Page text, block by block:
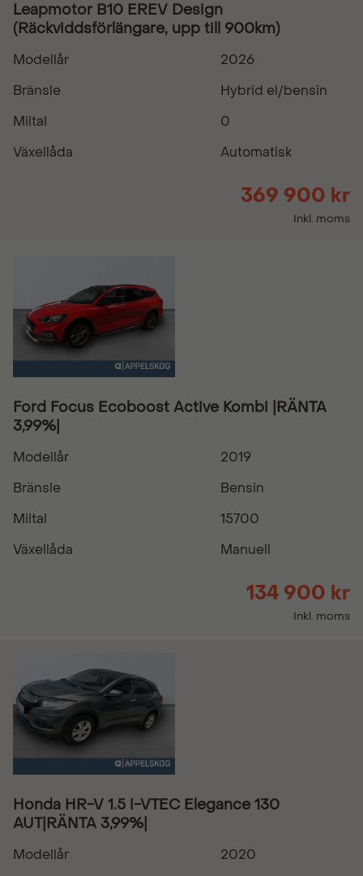
Leapmotor B10 EREV Design
(Räckviddsförlängare, upp till 900km)
Modellår
2026
Bränsle
Hybrid el/bensin
Miltal
0
Växellåda
Automatisk
369 900 kr
Inkl. moms
Ford Focus Ecoboost Active Kombi |RÄNTA
3,99%|
Modellår
2019
Bränsle
Bensin
Miltal
15700
Växellåda
Manuell
134 900 kr
Inkl. moms
Honda HR-V 1.5 i-VTEC Elegance 130
AUT|RÄNTA 3,99%|
Modellår
2020